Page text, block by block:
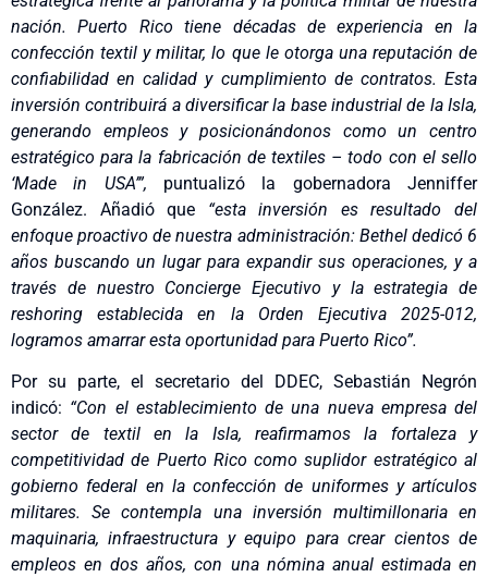
nación. Puerto Rico tiene décadas de experiencia en la
confección textil y militar, lo que le otorga una reputación de
confiabilidad en calidad y cumplimiento de contratos. Esta
inversión contribuirá a diversificar la base industrial de la Isla,
generando empleos y posicionándonos como un centro
estratégico para la fabricación de textiles – todo con el sello
‘Made in USA’”, puntualizó la gobernadora Jenniffer
González. Añadió que “esta inversión es resultado del
enfoque proactivo de nuestra administración: Bethel dedicó 6
años buscando un lugar para expandir sus operaciones, y a
través de nuestro Concierge Ejecutivo y la estrategia de
reshoring establecida en la Orden Ejecutiva 2025-012,
logramos amarrar esta oportunidad para Puerto Rico”.
Por su parte, el secretario del DDEC, Sebastián Negrón
indicó: “Con el establecimiento de una nueva empresa del
sector de textil en la Isla, reafirmamos la fortaleza y
competitividad de Puerto Rico como suplidor estratégico al
gobierno federal en la confección de uniformes y artículos
militares. Se contempla una inversión multimillonaria en
maquinaria, infraestructura y equipo para crear cientos de
empleos en dos años, con una nómina anual estimada en